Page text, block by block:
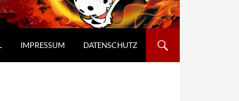
IMPRESSUM DATENSCHUTZ